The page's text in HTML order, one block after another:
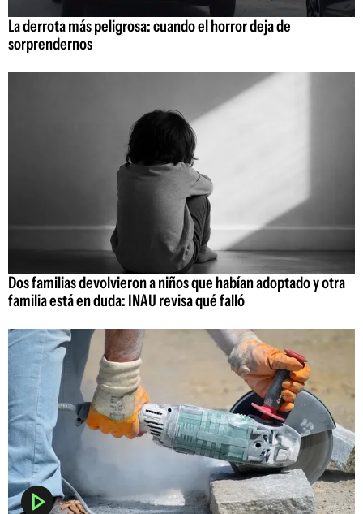
La derrota más peligrosa: cuando el horror deja de
sorprendernos
Dos familias devolvieron a niños que habían adoptado y otra
familia está en duda: INAU revisa qué falló